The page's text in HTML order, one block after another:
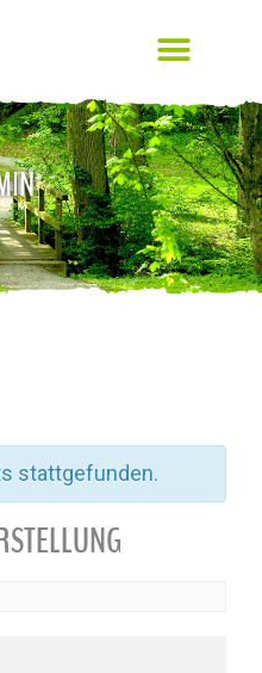
stattgefunden.